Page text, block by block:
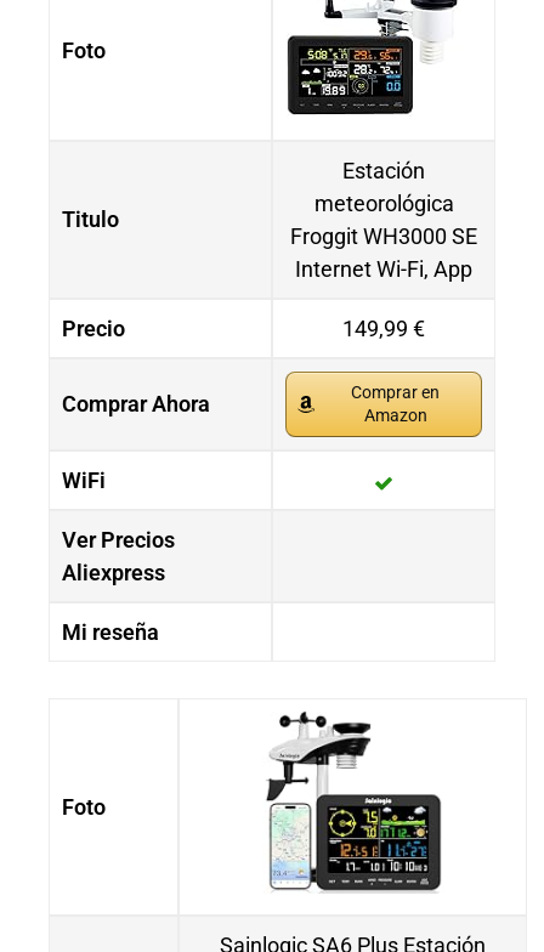
Foto
Titulo
Estación
meteorológica
Froggit WH3000 SE
Internet Wi-Fi, App
Precio 149,99 €
Comprar Ahora
Comprar en
Amazon
WiFi
Ver Precios
Aliexpress
Mi reseña
Foto
Sainlogic SA6 Plus Estación